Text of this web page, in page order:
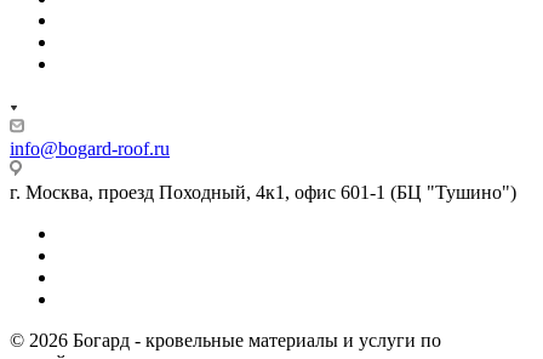
info@bogard-roof.ru
г. Москва, проезд Походный, 4к1, офис 601-1 (БЦ "Тушино")
© 2026 Богард - кровельные материалы и услуги по